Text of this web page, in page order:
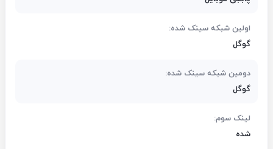
اولین شبکه سینک شده:
گوگل
دومین شبکه سینک شده:
گوگل
لینک سوم:
شده